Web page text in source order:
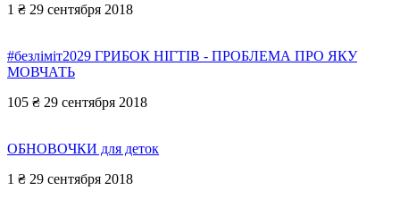
1 ₴ 29 сентября 2018
#безліміт2029 ГРИБОК НІГТІВ - ПРОБЛЕМА ПРО ЯКУ
МОВЧАТЬ
105 ₴ 29 сентября 2018
ОБНОВОЧКИ для деток
1 ₴ 29 сентября 2018